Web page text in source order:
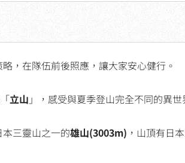
，在隊伍前後照應，讓大家安心健行。
立山 」，感受與夏季登山完全不同的異世
三靈山之一的雄山(3003m) ，山頂有日